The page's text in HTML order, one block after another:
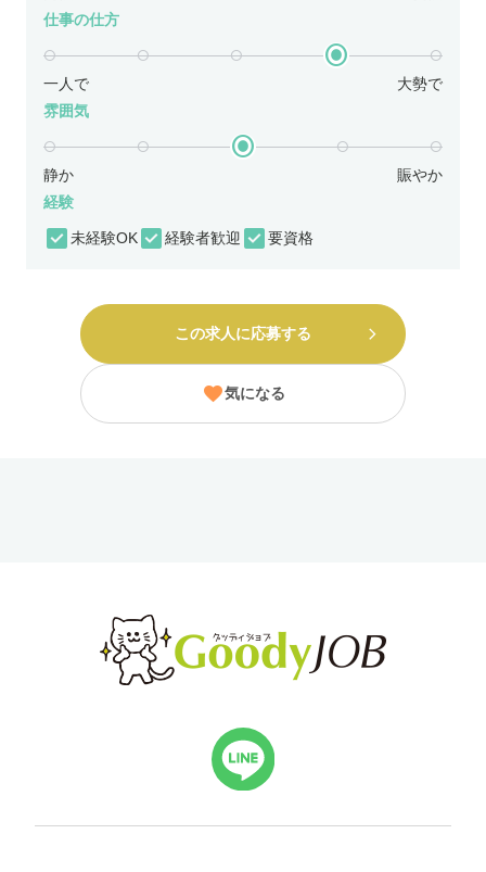
仕事の仕方
一人で
大勢で
雰囲気
静か
賑やか
経験
未経験OK 経験者歓迎 要資格
この求人に応募する
気になる